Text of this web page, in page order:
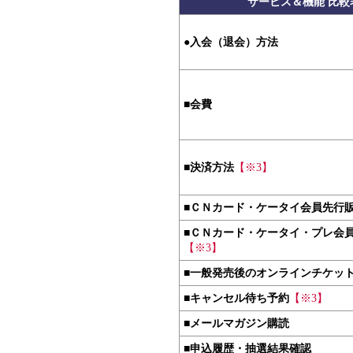
●入会（退会）方法
■会費
■決済方法 【※3】
■ ＣＮカード・ケータイ会員先行
■ ＣＮカード・ケータイ・プレ会
【※3】
■一般発売後のオンラインチケッ
■キャンセル待ち予約 【※3】
■メールマガジン購読
■申込履歴・抽選結果確認